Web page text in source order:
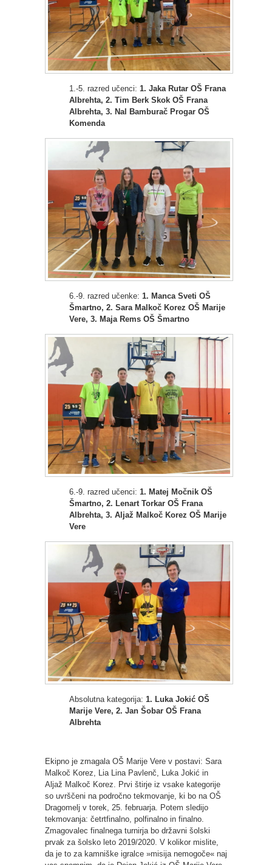
1.-5. razred učenci: 1. Jaka Rutar OŠ Frana
Albrehta, 2. Tim Berk Skok OŠ Frana
Albrehta, 3. Nal Bamburač Progar OŠ
Komenda
6.-9. razred učenke: 1. Manca Sveti OŠ
Šmartno, 2. Sara Malkoč Korez OŠ Marije
Vere, 3. Maja Rems OŠ Šmartno
6.-9. razred učenci: 1. Matej Močnik OŠ
Šmartno, 2. Lenart Torkar OŠ Frana
Albrehta, 3. Aljaž Malkoč Korez OŠ Marije
Vere
Absolutna kategorija: 1. Luka Jokić OŠ
Marije Vere, 2. Jan Šobar OŠ Frana
Albrehta
Ekipno je zmagala OŠ Marije Vere v postavi: Sara
Malkoč Korez, Lia Lina Pavlenč, Luka Jokić in
Aljaž Malkoč Korez. Prvi štirje iz vsake kategorije
so uvrščeni na področno tekmovanje, ki bo na OŠ
Dragomelj v torek, 25. februarja. Potem sledijo
tekmovanja: četrtfinalno, polfinalno in finalno.
Zmagovalec finalnega turnirja bo državni šolski
prvak za šolsko leto 2019/2020. V kolikor mislite,
da je to za kamniške igralce »misija nemogoče« naj